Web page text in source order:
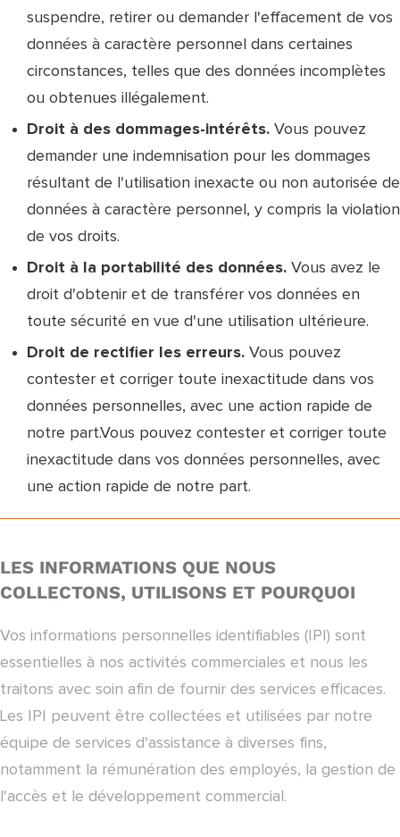
suspendre, retirer ou demander l'effacement de vos
données à caractère personnel dans certaines
circonstances, telles que des données incomplètes
ou obtenues illégalement.
Droit à des dommages-intérêts. Vous pouvez
demander une indemnisation pour les dommages
résultant de l'utilisation inexacte ou non autorisée de
données à caractère personnel, y compris la violation
de vos droits.
Droit à la portabilité des données. Vous avez le
droit d'obtenir et de transférer vos données en
toute sécurité en vue d'une utilisation ultérieure.
Droit de rectifier les erreurs. Vous pouvez
contester et corriger toute inexactitude dans vos
données personnelles, avec une action rapide de
notre part.Vous pouvez contester et corriger toute
inexactitude dans vos données personnelles, avec
une action rapide de notre part.
LES INFORMATIONS QUE NOUS
COLLECTONS, UTILISONS ET POURQUOI
Vos informations personnelles identifiables (IPI) sont
essentielles à nos activités commerciales et nous les
traitons avec soin afin de fournir des services efficaces.
Les IPI peuvent être collectées et utilisées par notre
équipe de services d'assistance à diverses fins,
notamment la rémunération des employés, la gestion de
l'accès et le développement commercial.